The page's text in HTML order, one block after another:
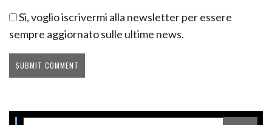
Sì, voglio iscrivermi alla newsletter per essere
sempre aggiornato sulle ultime news.